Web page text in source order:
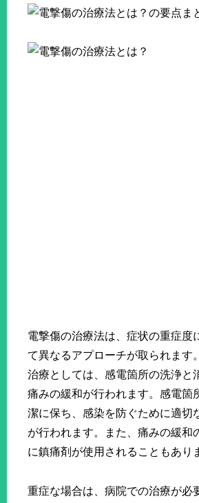
電撃傷の治療法は、症状の重症度
て異なるアプローチが取られます
治療としては、感電箇所の洗浄と
痛みの緩和が行われます。感電箇
潔に保ち、感染を防ぐために適切
が行われます。また、痛みの緩和
に鎮痛剤が使用されることもあり
重症な場合は、病院での治療が必